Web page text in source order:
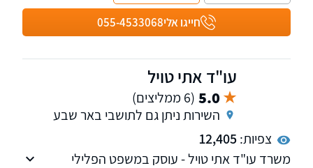
חייגו אלי055-4533068
עו"ד אתי טויל
5.0 (6 ממליצים)
השירות ניתן גם לתושבי באר שבע
צפיות:12,405
משרד עו"ד אתי טויל - עוסק במשפט הפלילי